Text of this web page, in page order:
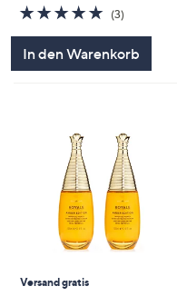
5.0
von
(3)
In den Warenkorb
Versand gratis